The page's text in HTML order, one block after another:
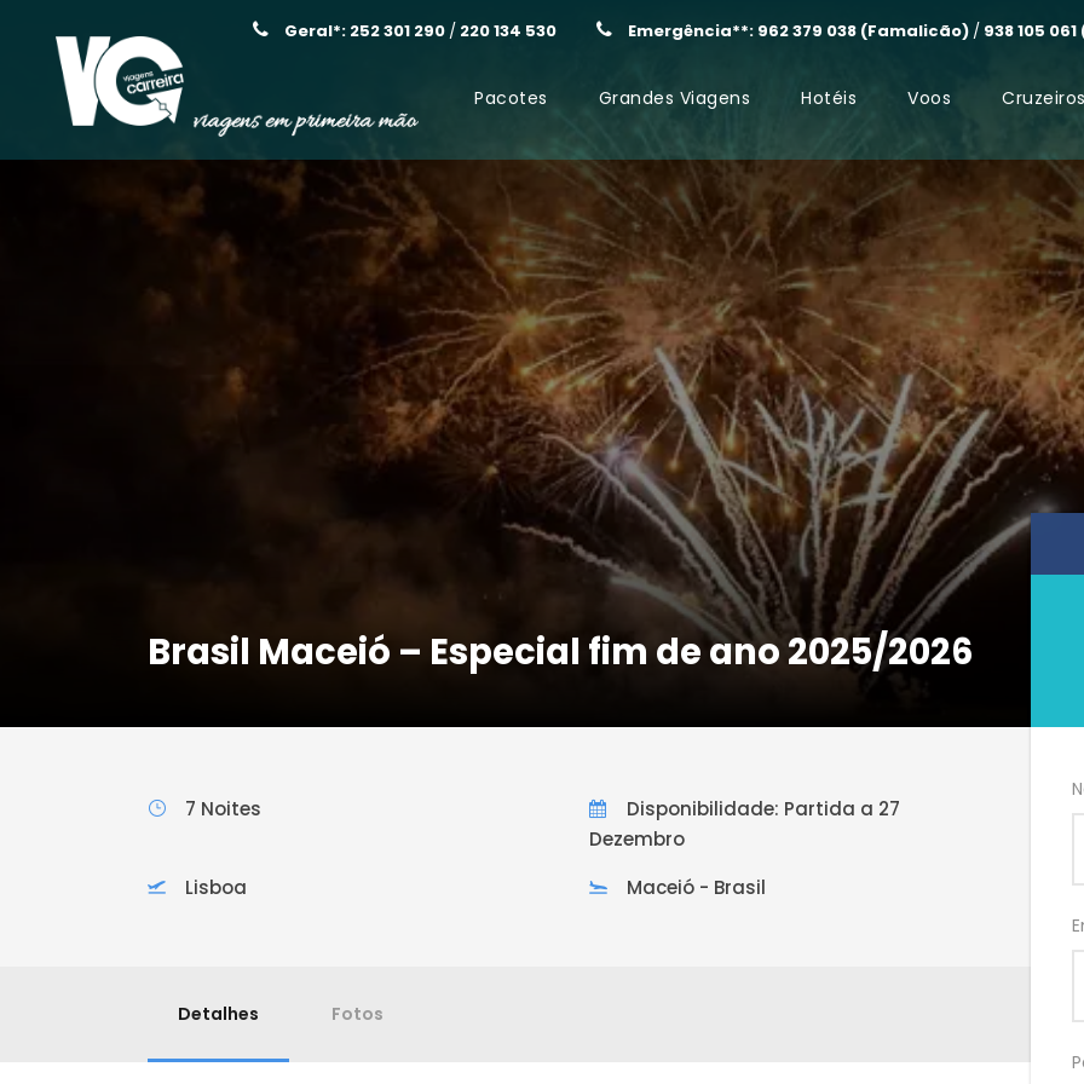
Geral*: 252 301 290 / 220 134 530 Emergência**: 962 379 038 (Famalicão) / 938 105
Pacotes Grandes Viagens Hotéis Voos Cruzeiros
Brasil Maceió – Especial fim de ano 2025/2026
7 Noites
Disponibilidade: Partida a 27
Dezembro
Lisboa
Maceió - Brasil
Detalhes Fotos